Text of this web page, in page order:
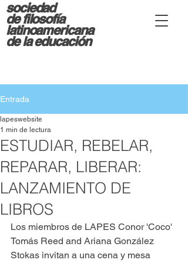
sociedad
de filosofía
latinoamericana
de la educación
Entrada
ESTUDIAR, REBELAR,
REPARAR, LIBERAR:
LANZAMIENTO DE
LIBROS
lapeswebsite
1 min de lectura
Los miembros de LAPES Conor 'Coco'
Tomás Reed and Ariana González
Stokas invitan a una cena y mesa